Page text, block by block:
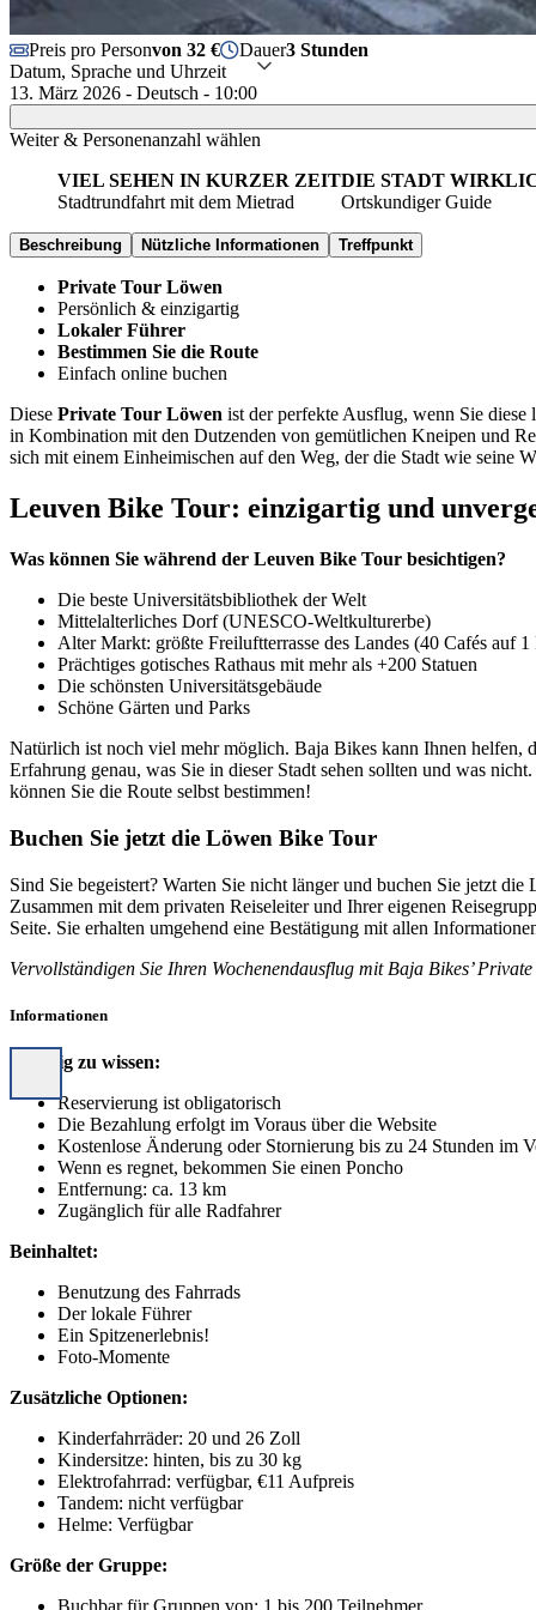
Preis pro Personvon 32 € Dauer3 Stunden
Datum, Sprache und Uhrzeit
13. März 2026 - Deutsch - 10:00
Weiter & Personenanzahl wählen
VIEL SEHEN IN KURZER ZEIT
Stadtrundfahrt mit dem Mietrad
DIE STADT
Ortskundiger Guide
Beschreibung Nützliche Informationen Treffpunkt
Private Tour Löwen
Persönlich & einzigartig
Lokaler Führer
Bestimmen Sie die Route
Einfach online buchen
Diese Private Tour Löwen ist der perfekte Ausflug, wenn Sie diese
in Kombination mit den Dutzenden von gemütlichen Kneipen und
sich mit einem Einheimischen auf den Weg, der die Stadt wie seine
Leuven Bike Tour: einzigartig und
Was können Sie während der Leuven Bike Tour besichtigen?
Die beste Universitätsbibliothek der Welt
Mittelalterliches Dorf (UNESCO-Weltkulturerbe)
Alter Markt: größte Freiluftterrasse des Landes (40 Cafés auf 1
Prächtiges gotisches Rathaus mit mehr als +200 Statuen
Die schönsten Universitätsgebäude
Schöne Gärten und Parks
Natürlich ist noch viel mehr möglich. Baja Bikes kann Ihnen helfen,
Erfahrung genau, was Sie in dieser Stadt sehen sollten und was
können Sie die Route selbst bestimmen!
Buchen Sie jetzt die Löwen Bike Tour
Sind Sie begeistert? Warten Sie nicht länger und buchen Sie jetzt
Zusammen mit dem privaten Reiseleiter und Ihrer eigenen
Seite. Sie erhalten umgehend eine Bestätigung mit allen
Vervollständigen Sie Ihren Wochenendausflug mit Baja Bikes’
Informationen
Wichtig zu wissen:
Reservierung ist obligatorisch
Die Bezahlung erfolgt im Voraus über die Website
Kostenlose Änderung oder Stornierung bis zu 24 Stunden im
Wenn es regnet, bekommen Sie einen Poncho
Entfernung: ca. 13 km
Zugänglich für alle Radfahrer
Beinhaltet:
Benutzung des Fahrrads
Der lokale Führer
Ein Spitzenerlebnis!
Foto-Momente
Zusätzliche Optionen:
Kinderfahrräder: 20 und 26 Zoll
Kindersitze: hinten, bis zu 30 kg
Elektrofahrrad: verfügbar, €11 Aufpreis
Tandem: nicht verfügbar
Helme: Verfügbar
Größe der Gruppe:
Buchbar für Gruppen von: 1 bis 200 Teilnehmer